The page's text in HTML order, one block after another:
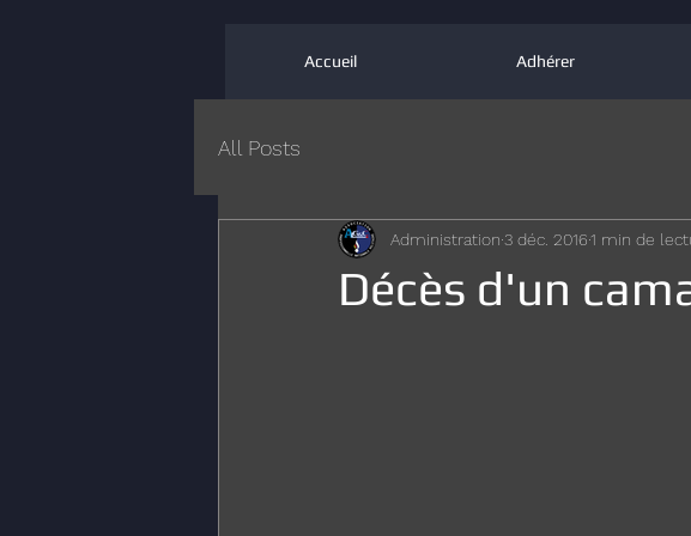
Accueil Adhérer
All Posts
Décès d'un
Administration 3 déc. 2016 1 min de